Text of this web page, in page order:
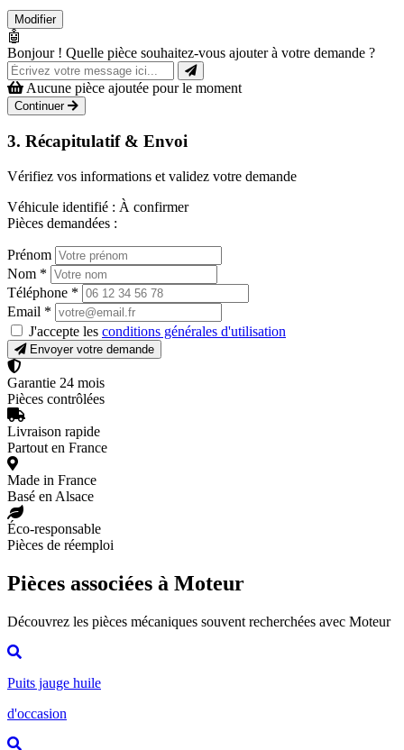
Modifier
🤖
Bonjour ! Quelle pièce souhaitez-vous ajouter à votre demande ?
Aucune pièce ajoutée pour le moment
Continuer
3. Récapitulatif & Envoi
Vérifiez vos informations et validez votre demande
Véhicule identifié : À confirmer
Pièces demandées :
Prénom
Nom *
Téléphone *
Email *
J'accepte les conditions générales d'utilisation
Envoyer votre demande
Garantie 24 mois
Pièces contrôlées
Livraison rapide
Partout en France
Made in France
Basé en Alsace
Éco-responsable
Pièces de réemploi
Pièces associées à Moteur
Découvrez les pièces mécaniques souvent recherchées avec Moteur
Puits jauge huile
d'occasion